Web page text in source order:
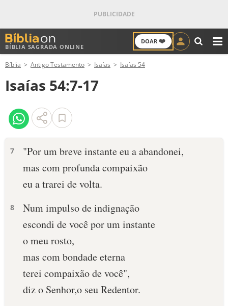
BÍBLIA SAGRADA ONLINE
DOAR ❤️
ANTIGO TESTAMENTO
NOVO TESTAMENTO
VERSÍCULOS
PALAVRA DO DIA
DEVOCIONAL DIÁRIO
10 MANDAMENTOS
ESTUDOS BÍBLICOS
Bíblia Antigo Testamento Isaías Isaías 54
Isaías 54:7-17
7
"Por um breve instante eu a abandonei,
mas com profunda compaixão
eu a trarei de volta.
8
Num impulso de indignação
escondi de você por um instante
o meu rosto,
mas com bondade eterna
terei compaixão de você",
diz o Senhor,o seu Redentor.